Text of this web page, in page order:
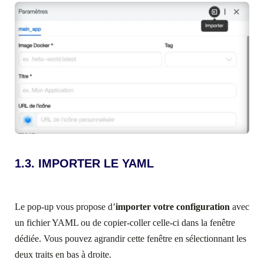
1.3. IMPORTER LE YAML
Le pop-up vous propose d’importer votre configuration avec
un fichier YAML ou de copier-coller celle-ci dans la fenêtre
dédiée. Vous pouvez agrandir cette fenêtre en sélectionnant les
deux traits en bas à droite.